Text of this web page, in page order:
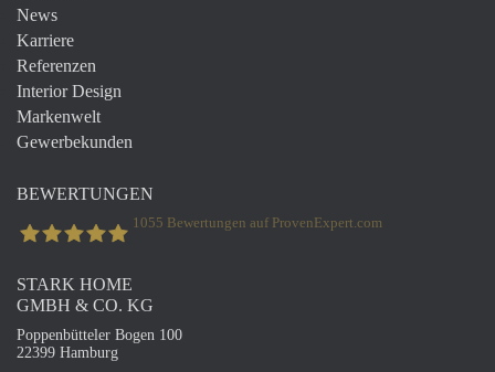
News
Karriere
Referenzen
Interior Design
Markenwelt
Gewerbekunden
BEWERTUNGEN
STARK Home GmbH & Co. Kg
1055 Bewertungen auf ProvenExpert.com
STARK HOME
GMBH & CO. KG
Poppenbütteler Bogen 100
22399 Hamburg